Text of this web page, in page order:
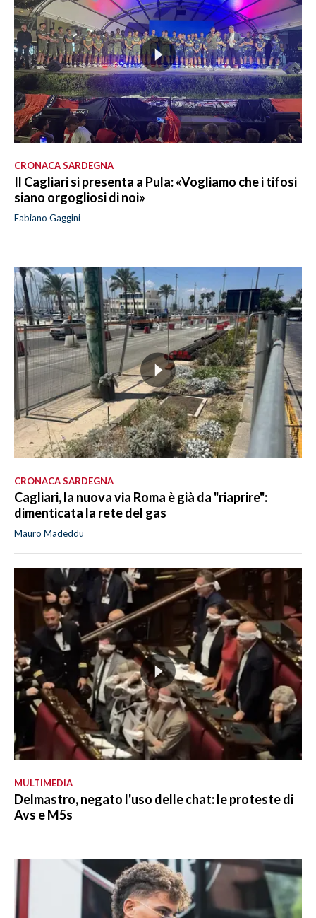
CRONACA SARDEGNA
Il Cagliari si presenta a Pula: «Vogliamo che i tifosi
siano orgogliosi di noi»
Fabiano Gaggini
CRONACA SARDEGNA
Cagliari, la nuova via Roma è già da "riaprire":
dimenticata la rete del gas
Mauro Madeddu
MULTIMEDIA
Delmastro, negato l'uso delle chat: le proteste di
Avs e M5s